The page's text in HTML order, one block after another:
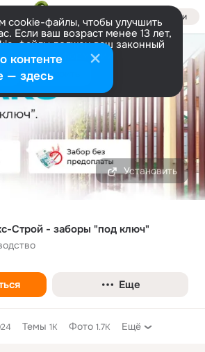
Войти
cookie-файлы, чтобы улучшить
Если ваш возраст менее 13 лет,
файлы должен ваш законный
Больше информации
Настроить
Установить
Строй - заборы "под ключ"
Еще
Темы 1K Фото 1.7K Ещё
контенте
— здесь